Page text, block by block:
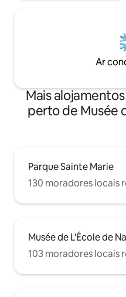
Ar
Mais
perto de Musée
Parque Sainte Marie
130 moradores locais
Musée de L'École de
103 moradores locais